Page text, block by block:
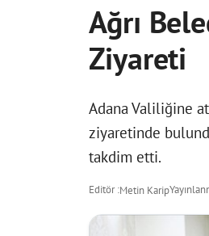
Ağrı
Ziyareti
Adana Valiliğine
ziyaretinde
takdim etti.
Editör :Metin Karip